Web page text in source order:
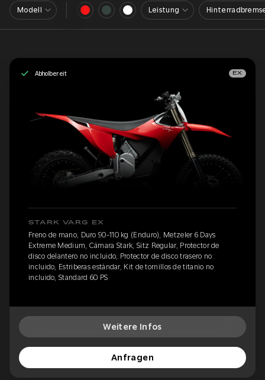
Modell Leistung
Abholbereit EX
STARK VARG EX
Freno de mano, Duro 90-110 kg (Enduro), Metzeler 6 Days
Extreme Medium, Cámara Stark, Sitz Regular, Protector de
disco delantero no incluido, Protector de disco trasero no
incluido, Estriberas estándar, Kit de tornillos de titanio no
incluido, Standard 60 PS
Weitere Infos
Anfragen